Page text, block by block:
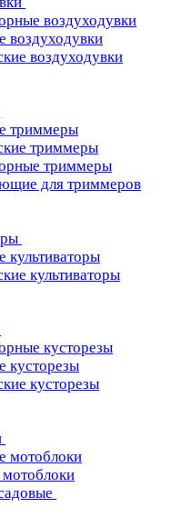
воздуходувки
воздуходувки
воздуходувки
триммеры
триммеры
триммеры
для триммеров
культиваторы
культиваторы
кусторезы
кусторезы
кусторезы
мотоблоки